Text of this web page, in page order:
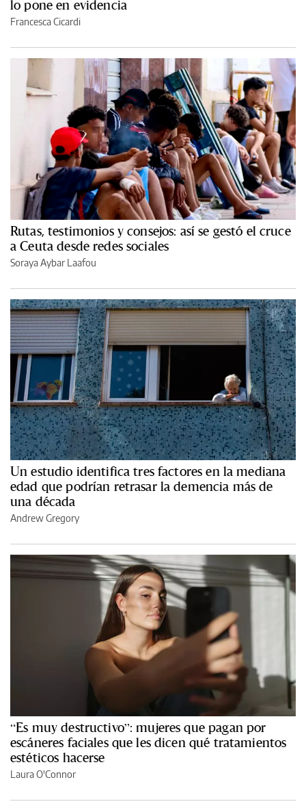
lo pone en evidencia
Francesca Cicardi
Rutas, testimonios y consejos: así se gestó el cruce
a Ceuta desde redes sociales
Soraya Aybar Laafou
Un estudio identifica tres factores en la mediana
edad que podrían retrasar la demencia más de
una década
Andrew Gregory
“Es muy destructivo”: mujeres que pagan por
escáneres faciales que les dicen qué tratamientos
estéticos hacerse
Laura O'Connor